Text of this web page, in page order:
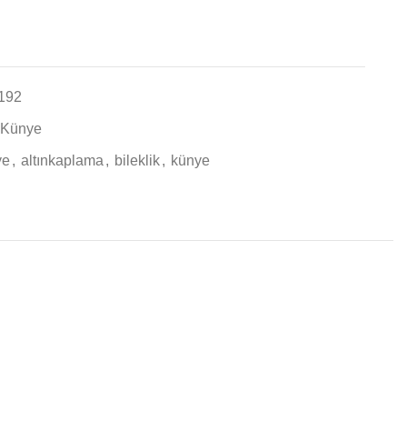
Künye
, altınkaplama , bileklik, künye